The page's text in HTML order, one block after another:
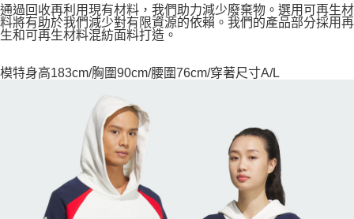
通過回收再利用現有材料，我們助力減少廢棄物。選用可再生材
料將有助於我們減少對有限資源的依賴。我們的產品部分採用再
生和可再生材料混紡面料打造。
模特身高183cm/胸圍90cm/腰圍76cm/穿著尺寸A/L